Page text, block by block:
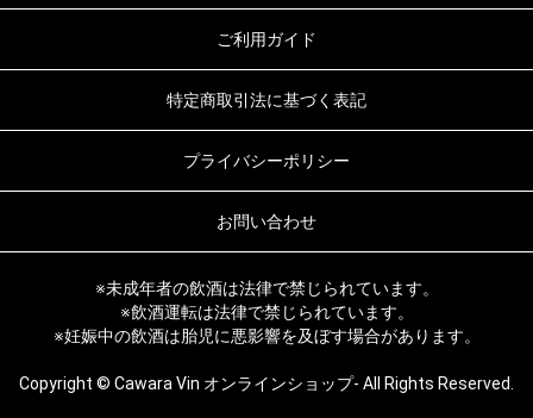
ご利用ガイド
特定商取引法に基づく表記
プライバシーポリシー
お問い合わせ
※未成年者の飲酒は法律で禁じられています。
※飲酒運転は法律で禁じられています。
※妊娠中の飲酒は胎児に悪影響を及ぼす場合があります。
Copyright © Cawara Vin オンラインショップ- All Rights Reserved.